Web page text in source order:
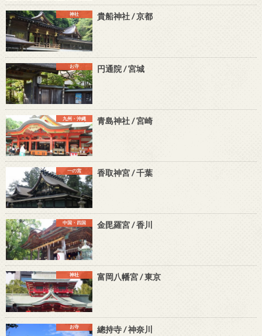
神社 貴船神社 / 京都
お寺 円通院 / 宮城
九州・沖縄 青島神社 / 宮崎
一の宮 香取神宮 / 千葉
中国・四国 金毘羅宮 / 香川
神社 富岡八幡宮 / 東京
お寺 總持寺 / 神奈川